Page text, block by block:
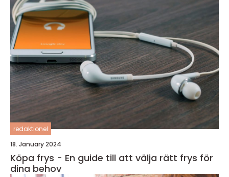
redaktionel
18. January 2024
Köpa frys - En guide till att välja rätt frys för
dina behov